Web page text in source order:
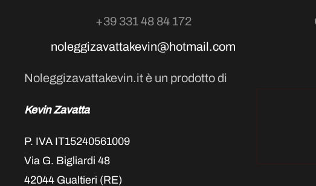
+39 331 48 84 172
noleggizavattakevin@hotmail.com
Noleggizavattakevin.it è un prodotto di
Kevin Zavatta
P. IVA IT15240561009
Via G. Bigliardi 48
42044 Gualtieri (RE)